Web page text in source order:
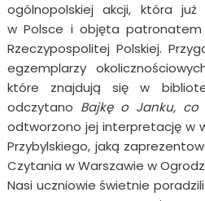
ogólnopolskiej akcji, która
w Polsce i objęta patronatem
Rzeczypospolitej Polskiej.
egzemplarzy
które znajdują się w
odczytano Bajkę o Janku,
odtworzono jej interpretację w
Przybylskiego, jaką
Czytania w Warszawie w
Nasi uczniowie świetnie